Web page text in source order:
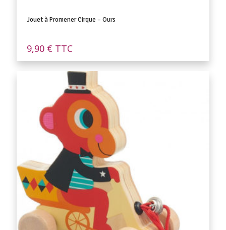
Jouet à Promener Cirque – Ours
9,90 € TTC